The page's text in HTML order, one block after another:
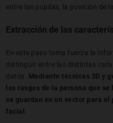
entre las pupilas, la posición de
Extracción de las
En este paso toma fuerza la
distinguir entre las distintas
datos. Mediante técnicas 3D y
los rasgos de la persona que
se guardan en un vector para
facial